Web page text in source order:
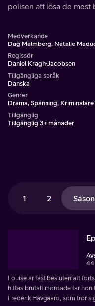
polisen att lösa de mest
Medverkande
Dag Malmberg, Natalie
Regissör
Daniel Kragh-Jacobsen
Tillgängliga språk
Danska
Genrer
Drama, Spänning, Kriminalare
Tillgänglig
Tillgänglig 3+ månader
1 2
44
Louise är fast besluten att
hittas brutalt mördade tar hon
Frederik Havgaard, som tror